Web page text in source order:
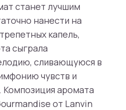
станет лучшим
нанести на
капель,
сыграла
сливающуюся в
чувств и
Композиция аромата
от Lanvin